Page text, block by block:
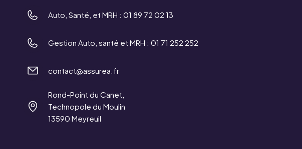
Auto, Santé, et MRH : 01 89 72 02 13
Gestion Auto, santé et MRH : 01 71 252 252
contact@assurea.fr
Rond-Point du Canet,
Technopole du Moulin
13590 Meyreuil